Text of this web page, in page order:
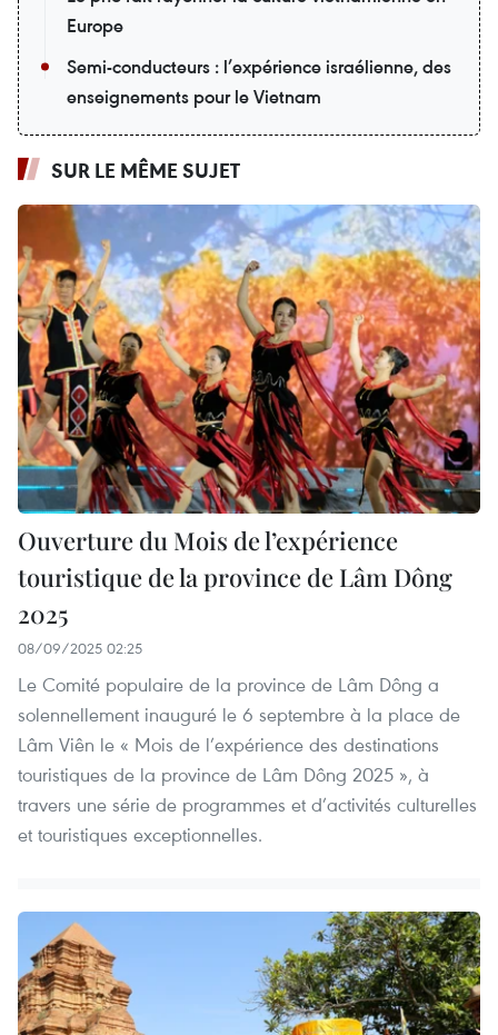
Europe
Semi-conducteurs : l’expérience israélienne, des
enseignements pour le Vietnam
SUR LE MÊME SUJET
Ouverture du Mois de l’expérience
touristique de la province de Lâm Dông
2025
08/09/2025 02:25
Le Comité populaire de la province de Lâm Dông a
solennellement inauguré le 6 septembre à la place de
Lâm Viên le « Mois de l’expérience des destinations
touristiques de la province de Lâm Dông 2025 », à
travers une série de programmes et d’activités culturelles
et touristiques exceptionnelles.